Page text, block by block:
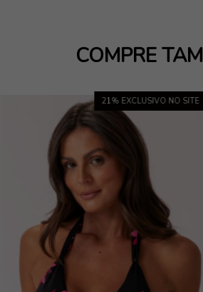
COMPRE
21% EXCLUSIVO NO SITE